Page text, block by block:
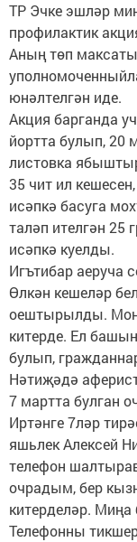
ТР Эчке эшләр
профилактик
Аның төп
юнәлтелгән иде.
Акция барганда
йортта булып, 20
листовка
35 чит ил
исәпкә басуга
таләп ителгән
исәпкә куелды.
Игътибар аеруча
Өлкән кешеләр
оештырылды.
китерде. Ел
булып,
Нәтиҗәдә
7 мартта булган
Иртәнге 7ләр
яшьлек Алексей
телефон
очрадым, бер
китерделәр. Миңа
Телефонны